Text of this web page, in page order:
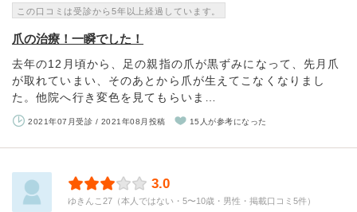
この口コミは受診から5年以上経過しています。
爪の治療！一瞬でした！
去年の12月頃から、足の親指の爪が黒ずみになって、先月爪
が取れていまい、そのあとから爪が生えてこなくなりまし
た。他院へ行き変色を見てもらいま…
2021年07月受診 / 2021年08月投稿 15人が参考になった
3.0
ゆきんこ27（本人ではない・5〜10歳・男性・掲載口コミ5件）